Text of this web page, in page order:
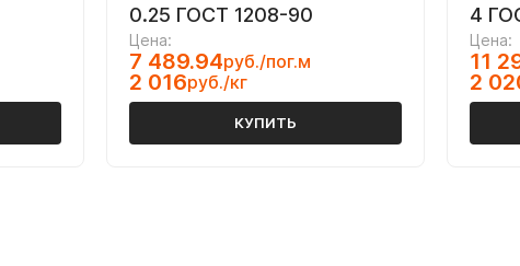
0.25 ГОСТ 1208-90
Цена:
7 489.94руб./пог.м
2 016руб./кг
КУПИТЬ
4
Цена:
11
2